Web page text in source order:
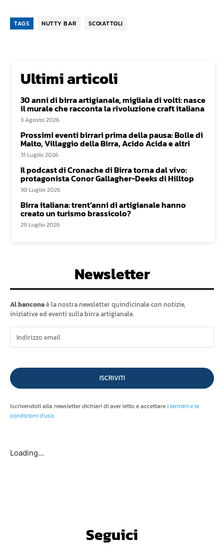
TAGS NUTTY BAR SCOIATTOLI
Ultimi articoli
30 anni di birra artigianale, migliaia di volti: nasce
il murale che racconta la rivoluzione craft italiana
3 Agosto 2026
Prossimi eventi birrari prima della pausa: Bolle di
Malto, Villaggio della Birra, Acido Acida e altri
31 Luglio 2026
Il podcast di Cronache di Birra torna dal vivo:
protagonista Conor Gallagher-Deeks di Hilltop
30 Luglio 2026
Birra italiana: trent’anni di artigianale hanno
creato un turismo brassicolo?
29 Luglio 2026
Newsletter
Al banconeè la nostra newsletter quindicinale con notizie,
iniziative ed eventi sulla birra artigianale.
ISCRIVITI
Iscrivendoti alla newsletter dichiari di aver letto e accettarei termini e le
condizioni d'uso.
Loading...
Seguici